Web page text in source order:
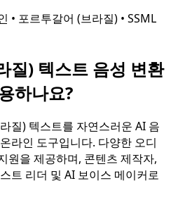
• 포르투갈어 (브라질) • SSML
질) 텍스트 음성 변환
하나요?
질) 텍스트를 자연스러운 AI 음
라인 도구입니다. 다양한 오디
원을 제공하며, 콘텐츠 제작자,
트 리더 및 AI 보이스 메이커로